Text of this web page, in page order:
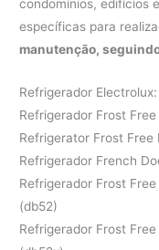
condomínios, edifícios
específicas para
manutenção,
Refrigerador Electrolux:
Refrigerador Frost
Refrigerator Frost
Refrigerador French
Refrigerador Frost
(db52)
Refrigerador Frost